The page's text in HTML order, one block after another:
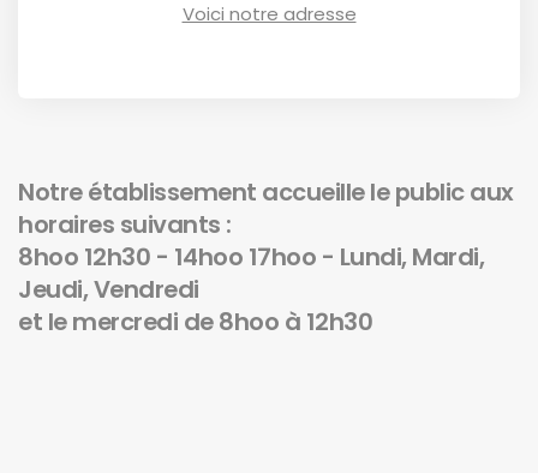
Voici notre adresse
Notre établissement accueille le public aux
horaires suivants :
8hoo 12h30 - 14hoo 17hoo - Lundi, Mardi,
Jeudi, Vendredi
et le mercredi de 8hoo à 12h30